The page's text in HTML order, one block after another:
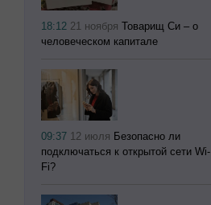
18:12 21 ноября Товарищ Си – о
человеческом капитале
09:37 12 июля Безопасно ли
подключаться к открытой сети Wi-
Fi?